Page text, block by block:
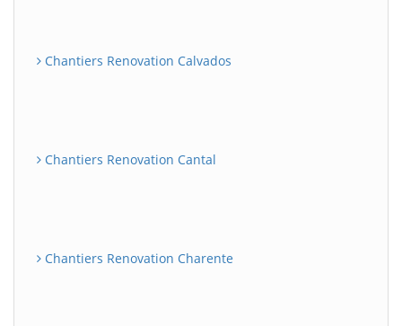
Chantiers Renovation Calvados
Chantiers Renovation Cantal
Chantiers Renovation Charente